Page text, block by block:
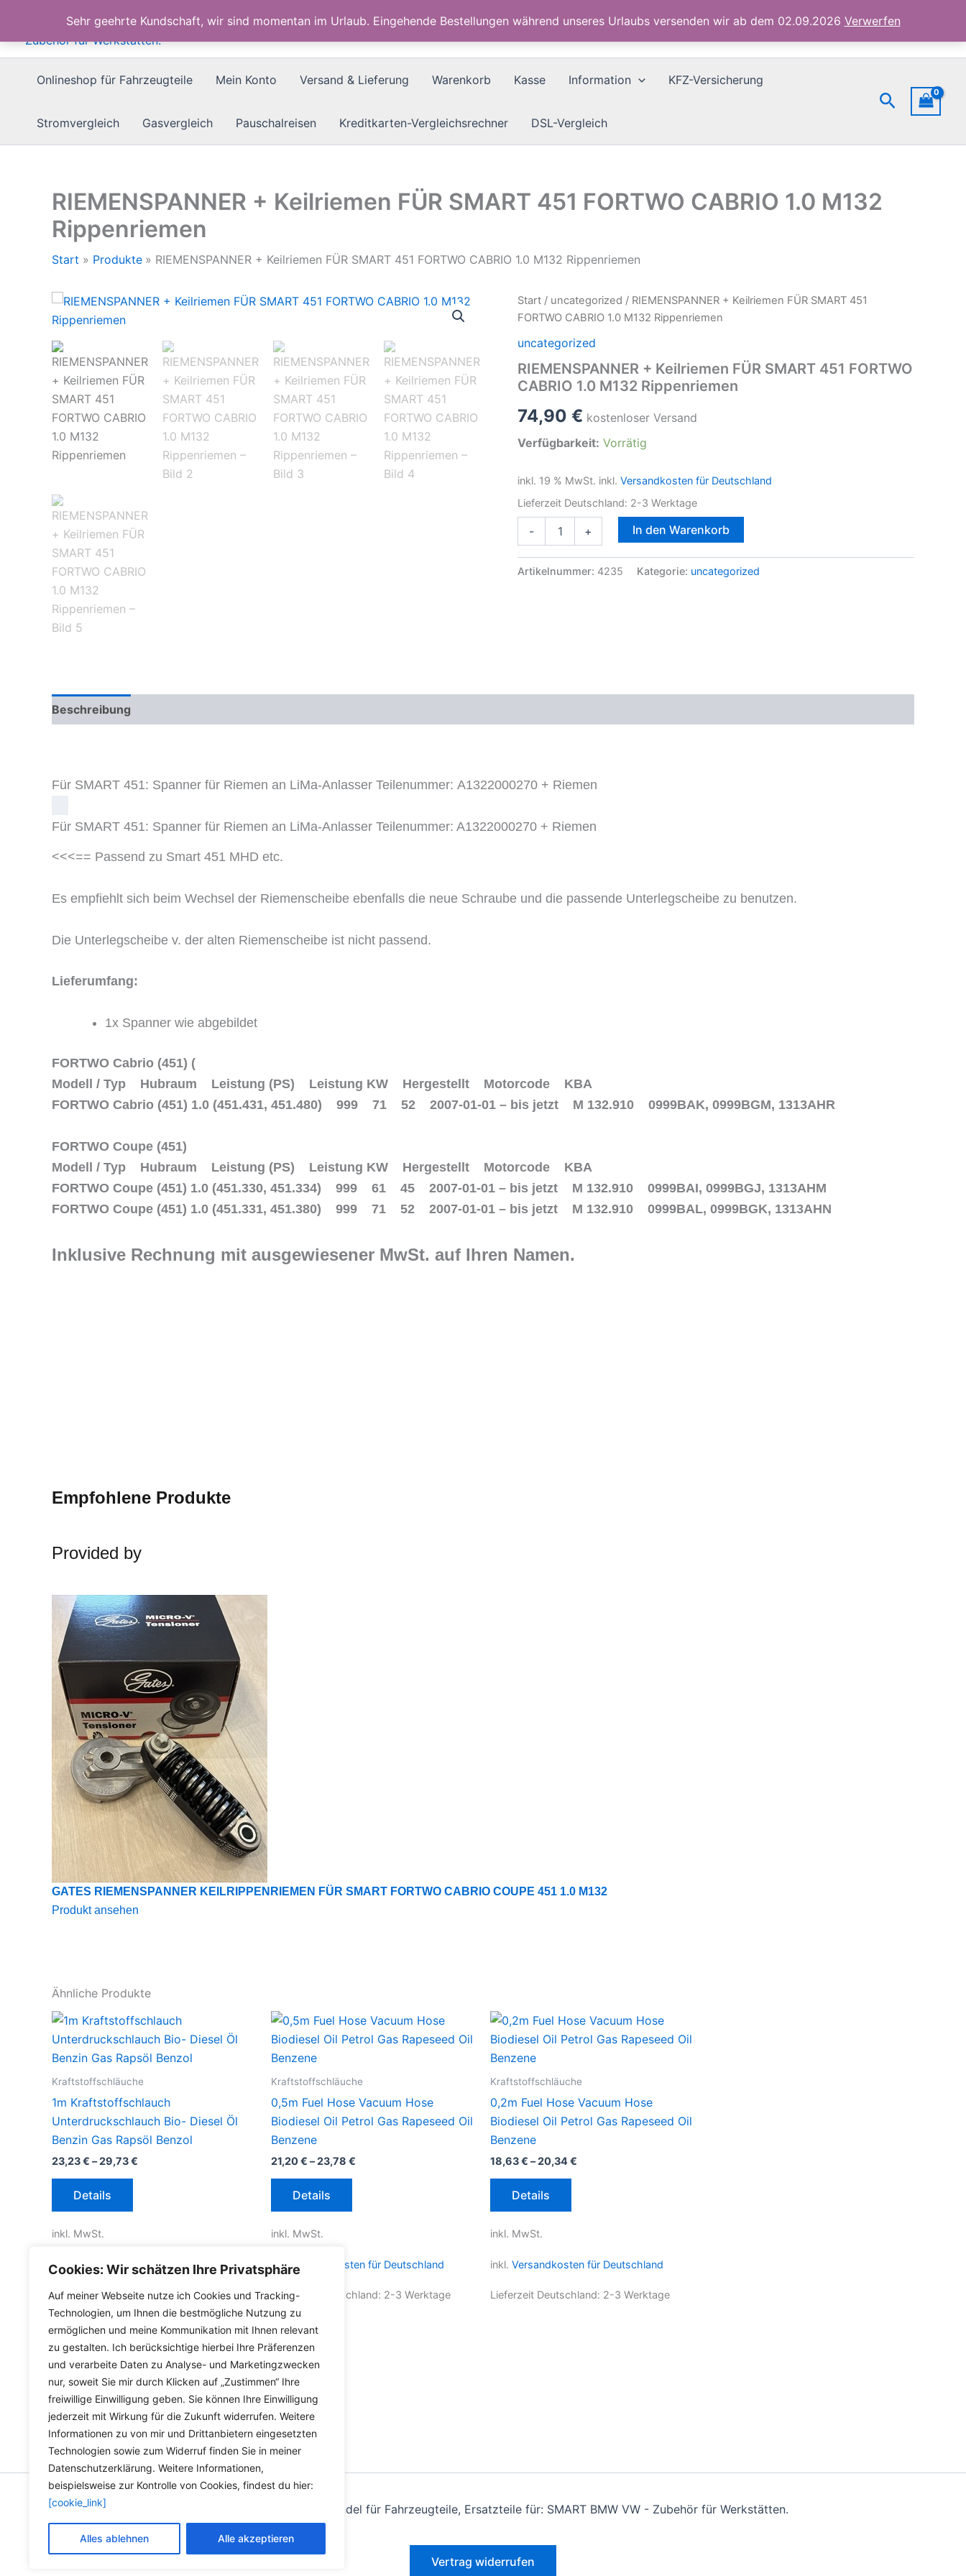
Cookies: Wir schätzen Ihre Privatsphäre
Auf meiner Webseite nutze ich Cookies und Tracking-
Technologien, um Ihnen die bestmögliche Nutzung zu
ermöglichen und meine Kommunikation mit Ihnen relevant
zu gestalten. Ich berücksichtige hierbei Ihre Präferenzen
und verarbeite Daten zu Analyse- und Marketingzwecken
nur, soweit Sie mir durch Klicken auf „Zustimmen“ Ihre
freiwillige Einwilligung geben. Sie können Ihre Einwilligung
jederzeit mit Wirkung für die Zukunft widerrufen. Weitere
Informationen zu von mir und Drittanbietern eingesetzten
Technologien sowie zum Widerruf finden Sie in meiner
Datenschutzerklärung. Weitere Informationen,
beispielsweise zur Kontrolle von Cookies, findest du hier:
[cookie_link]
Alles ablehnen Alle akzeptieren
Sehr geehrte Kundschaft, wir sind momentan im Urlaub. Eingehende Bestellungen während unseres Urlaubs versenden wir ab dem 02.09.2026 Verwerfen
springen
Onlineshop für Fahrzeugteile Mein Konto Versand & Lieferung Warenkorb Kasse Information KFZ-Versicherung
Stromvergleich Gasvergleich Pauschalreisen Kreditkarten-Vergleichsrechner DSL-Vergleich
Suchen
RIEMENSPANNER + Keilriemen FÜR SMART 451 FORTWO CABRIO 1.0 M132
Rippenriemen
Start Produkte RIEMENSPANNER + Keilriemen FÜR SMART 451 FORTWO CABRIO 1.0 M132 Rippenriemen
Start / uncategorized / RIEMENSPANNER + Keilriemen FÜR SMART 451
FORTWO CABRIO 1.0 M132 Rippenriemen
uncategorized
RIEMENSPANNER + Keilriemen FÜR SMART 451 FORTWO
CABRIO 1.0 M132 Rippenriemen
74,90 € kostenloser Versand
Verfügbarkeit: Vorrätig
inkl. 19 % MwSt. inkl. Versandkosten für Deutschland
Lieferzeit Deutschland: 2-3 Werktage
-
FÜR
+ In den Warenkorb
Artikelnummer: 4235 Kategorie: uncategorized
Beschreibung
Für SMART 451: Spanner für Riemen an LiMa-Anlasser Teilenummer: A1322000270 + Riemen
Für SMART 451: Spanner für Riemen an LiMa-Anlasser Teilenummer: A1322000270 + Riemen
<<<== Passend zu Smart 451 MHD etc.
Es empfiehlt sich beim Wechsel der Riemenscheibe ebenfalls die neue Schraube und die passende Unterlegscheibe zu benutzen.
Die Unterlegscheibe v. der alten Riemenscheibe ist nicht passend.
Lieferumfang:
1x Spanner wie abgebildet
FORTWO Cabrio (451) (
Modell / Typ Hubraum Leistung (PS) Leistung KW Hergestellt Motorcode KBA
FORTWO Cabrio (451) 1.0 (451.431, 451.480) 999 71 52 2007-01-01 – bis jetzt M 132.910 0999BAK, 0999BGM, 1313AHR
FORTWO Coupe (451)
Modell / Typ Hubraum Leistung (PS) Leistung KW Hergestellt Motorcode KBA
FORTWO Coupe (451) 1.0 (451.330, 451.334) 999 61 45 2007-01-01 – bis jetzt M 132.910 0999BAI, 0999BGJ, 1313AHM
FORTWO Coupe (451) 1.0 (451.331, 451.380) 999 71 52 2007-01-01 – bis jetzt M 132.910 0999BAL, 0999BGK, 1313AHN
Inklusive Rechnung mit ausgewiesener MwSt. auf Ihren Namen.
Empfohlene Produkte
Provided by
GATES RIEMENSPANNER KEILRIPPENRIEMEN FÜR SMART FORTWO CABRIO COUPE 451 1.0 M132
Produkt ansehen
Ähnliche Produkte
Kraftstoffschläuche
1m Kraftstoffschlauch
Unterdruckschlauch Bio- Diesel Öl
Benzin Gas Rapsöl Benzol
23,23€ –29,73€
Details
Dieses
auf.
Die
Optionen
können
auf
der
Produktseite
gewählt
werden
inkl. MwSt.
inkl. Versandkosten für Deutschland
Lieferzeit Deutschland:2-3 Werktage
Kraftstoffschläuche
0,5m Fuel Hose Vacuum Hose
Biodiesel Oil Petrol Gas Rapeseed Oil
Benzene
21,20€ –23,78 €
Details
Dieses
Die
inkl. MwSt.
inkl.Versandkosten für Deutschland
Lieferzeit Deutschland: 2-3 Werktage
Kraftstoffschläuche
0,2m Fuel Hose Vacuum Hose
Biodiesel Oil Petrol Gas Rapeseed Oil
Benzene
18,63€ –20,34€
Details
Dieses
Die
inkl. MwSt.
inkl. Versandkosten für Deutschland
Lieferzeit Deutschland: 2-3 Werktage
Copyright © 2026 Versandhandel für Fahrzeugteile, Ersatzteile für: SMART BMW VW - Zubehör für Werkstätten.
Vertrag widerrufen
FORTWO
CABRIO
1.0
M132
Menge